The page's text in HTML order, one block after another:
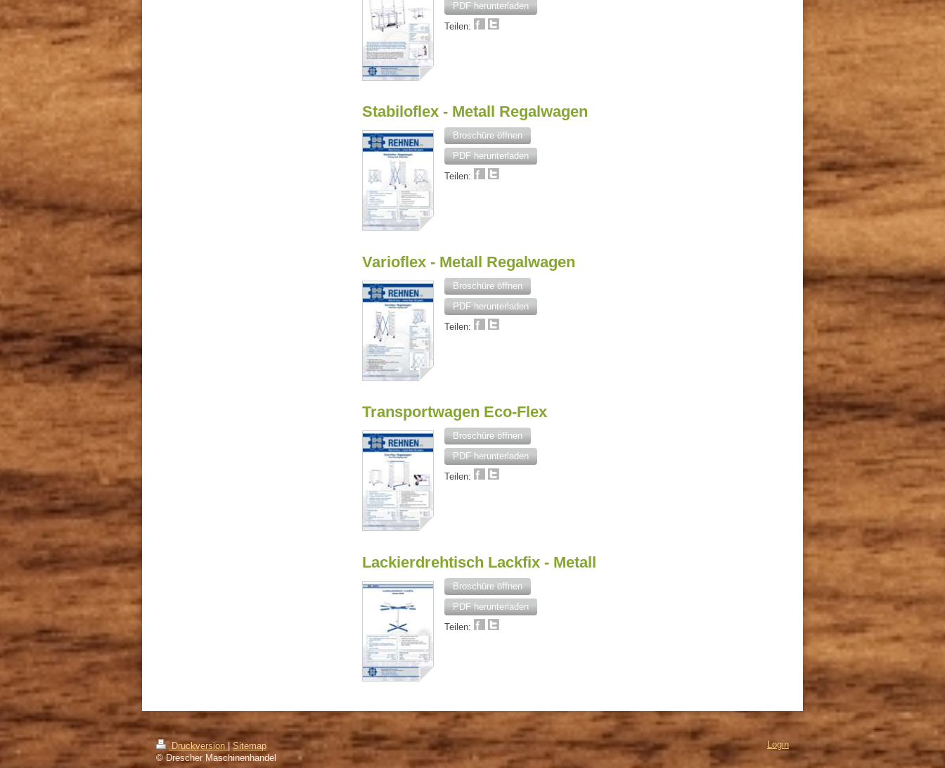
PDF herunterladen
Teilen:
Stabiloflex - Metall Regalwagen
Broschüre öffnen
PDF herunterladen
Teilen:
Varioflex - Metall Regalwagen
Broschüre öffnen
PDF herunterladen
Teilen:
Transportwagen Eco-Flex
Broschüre öffnen
PDF herunterladen
Teilen:
Lackierdrehtisch Lackfix - Metall
Broschüre öffnen
PDF herunterladen
Teilen:
Druckversion
Sitemap
© Drescher Maschinenhandel
Login